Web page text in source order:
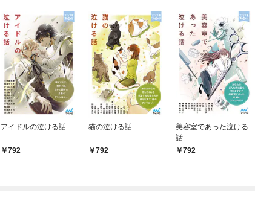
アイドルの泣ける話
792
猫の泣ける話
792
美容室であった泣ける
話
792